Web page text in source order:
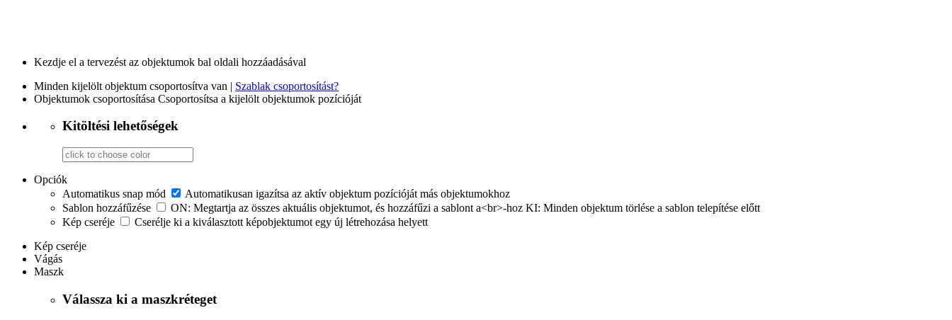
Kezdje el a tervezést az objektumok bal oldali hozzáadásával
Minden kijelölt objektum csoportosítva van | Szablak csoportosítást?
Objektumok csoportosítása Csoportosítsa a kijelölt objektumok pozícióját
Kitöltési lehetőségek
Opciók
Automatikus snap mód
Automatikusan igazítsa az aktív objektum pozícióját más objektumokhoz
Sablon hozzáfűzése
ON: Megtartja az összes aktuális objektumot, és hozzáfűzi a sablont a<br>-hoz KI: Minden objektum törlése a sablon telepítése előtt
Kép cseréje
Cserélje ki a kiválasztott képobjektumot egy új létrehozása helyett
Kép cseréje
Vágás
Maszk
Válassza ki a maszkréteget